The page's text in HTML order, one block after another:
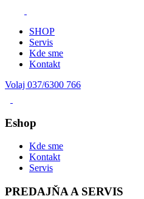
SHOP
Servis
Kde sme
Kontakt
Volaj 037/6300 766
Eshop
Kde sme
Kontakt
Servis
PREDAJŇA A SERVIS